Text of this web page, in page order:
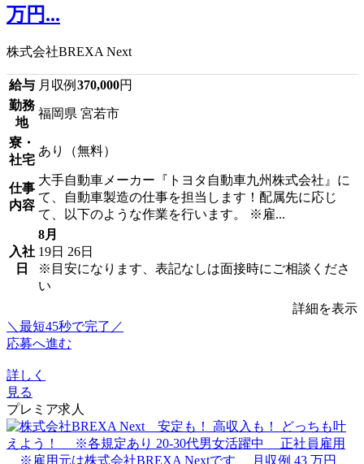
万円...
株式会社BREXA Next
給与 月収例 370,000円
勤務
地
福岡県 宮若市
寮・
社宅
あり（無料）
仕事
内容
大手自動車メーカー『トヨタ自動車九州株式会社』に
て、自動車製造の仕事を担当します！配属先に応じ
て、以下のような作業を行います。 ※雇...
入社
日
8月
19日 26日
※目安になります、表記なしは面接時にご相談くださ
い
詳細を表示
＼最短45秒で完了／
応募へ進む
詳しく
見る
プレミア求人